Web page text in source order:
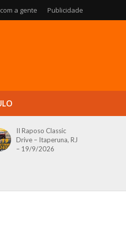
a gente Publicidade
II Raposo Classic
Drive – Itaperuna, RJ
– 19/9/2026